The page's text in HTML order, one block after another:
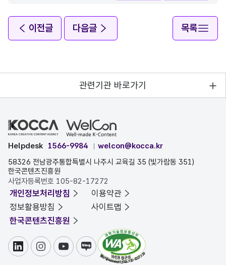
이전글 다음글 목록
관련기관 바로가기
Helpdesk 1566-9984
welcon@kocca.kr
58326 전남광주통합특별시 나주시 교육길 35 (빛가람동 351)
한국콘텐츠진흥원
사업자등록번호 105-82-17272
개인정보처리방침
이용약관
정보활용방침
사이트맵
한국콘텐츠진흥원
링크드인인스타그램
유튜브블로그